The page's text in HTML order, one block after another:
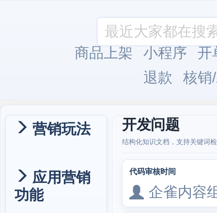
商品上架 小程序
开
退款
核销
营销玩法
应用营销
功能
开发问题
结构化知识文档，支持关键词
代码审核时间
企雀内容